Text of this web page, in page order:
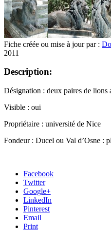
Fiche créée ou mise à jour par :
2011
Description:
Désignation : deux paires de lions
Visible : oui
Propriétaire : université de Nice
Fondeur : Ducel ou Val d’Osne :
Facebook
Twitter
Google+
LinkedIn
Pinterest
Email
Print